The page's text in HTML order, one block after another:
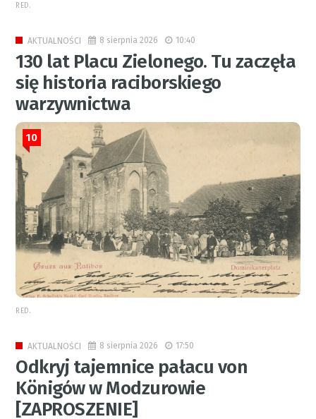
RED.
AKTUALNOŚCI 8 sierpnia 2026 10:40
130 lat Placu Zielonego. Tu zaczęła
się historia raciborskiego
warzywnictwa
10
RED.
AKTUALNOŚCI 8 sierpnia 2026 17:50
Odkryj tajemnice pałacu von
Königów w Modzurowie
[ZAPROSZENIE]